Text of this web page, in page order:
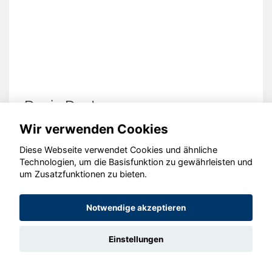
Dacia Duster
© konjunkturmotor.de GmbH 2020 - 2026
Wir verwenden Cookies
Diese Webseite verwendet Cookies und ähnliche
Technologien, um die Basisfunktion zu gewährleisten und
um Zusatzfunktionen zu bieten.
Notwendige akzeptieren
Einstellungen